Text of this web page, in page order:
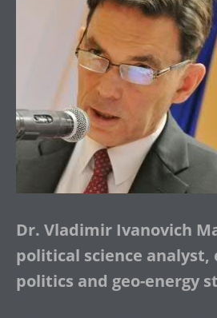
Dr. Vladimir Ivanovich
political science analyst,
politics and geo-energy